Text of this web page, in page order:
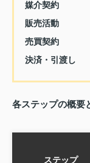
媒介契約
販売活動
売買契約
決済・引渡し
各ステップの概要
ステップ